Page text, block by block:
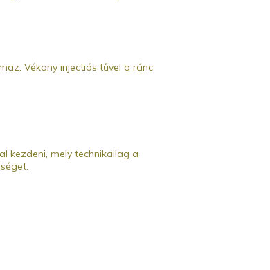
Vékony injectiós tűvel a ránc
kezdeni, mely technikailag a